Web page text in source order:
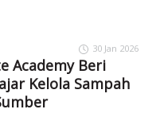
30 Jan 2026
Academy Beri
Kelola Sampah